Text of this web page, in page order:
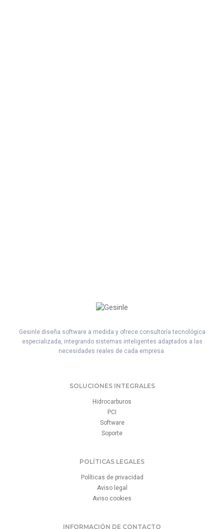
Gesinle diseña software a medida y ofrece consultoría tecnológica
especializada, integrando sistemas inteligentes adaptados a las
necesidades reales de cada empresa.
SOLUCIONES INTEGRALES
Hidrocarburos
PCI
Software
Soporte
POLÍTICAS LEGALES
Políticas de privacidad
Aviso legal
Aviso cookies
INFORMACIÓN DE CONTACTO